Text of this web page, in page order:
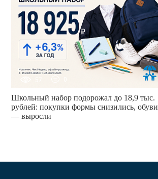
Школьный набор подорожал до 18,9 тыс.
рублей: покупки формы снизились, обуви
— выросли